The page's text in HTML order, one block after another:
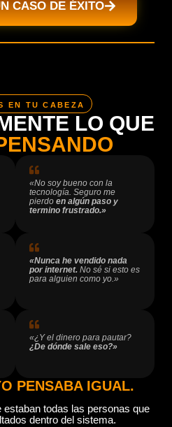
CASO DE ÉXITO
EN TU CABEZA
LO QUE
«No soy bueno con la
tecnología. Seguro me
pierdo en algún paso y
termino frustrado.»
«Nunca he vendido nada
por internet. No sé si esto es
para alguien como yo.»
«¿Y el dinero para pautar?
¿De dónde sale eso?»
PENSABA IGUAL.
todas las personas que
dentro del sistema.